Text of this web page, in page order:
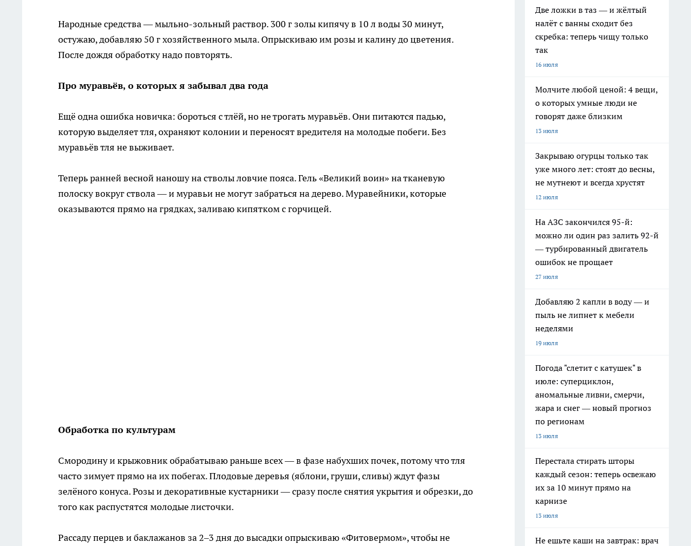
Народные средства — мыльно-зольный раствор. 300 г золы кипячу в 10 л воды 30 минут,
остужаю, добавляю 50 г хозяйственного мыла. Опрыскиваю им розы и калину до цветения.
После дождя обработку надо повторять.
Про муравьёв, о которых я забывал два года
Ещё одна ошибка новичка: бороться с тлёй, но не трогать муравьёв. Они питаются падью,
которую выделяет тля, охраняют колонии и переносят вредителя на молодые побеги. Без
муравьёв тля не выживает.
Теперь ранней весной наношу на стволы ловчие пояса. Гель «Великий воин» на тканевую
полоску вокруг ствола — и муравьи не могут забраться на дерево. Муравейники, которые
оказываются прямо на грядках, заливаю кипятком с горчицей.
Обработка по культурам
Смородину и крыжовник обрабатываю раньше всех — в фазе набухших почек, потому что тля
часто зимует прямо на их побегах. Плодовые деревья (яблони, груши, сливы) ждут фазы
зелёного конуса. Розы и декоративные кустарники — сразу после снятия укрытия и обрезки, до
того как распустятся молодые листочки.
Рассаду перцев и баклажанов за 2–3 дня до высадки опрыскиваю «Фитовермом», чтобы не
Две ложки в таз — и жёлтый
налёт с ванны сходит без
скребка: теперь чищу только
так
16 июля
Молчите любой ценой: 4 вещи,
о которых умные люди не
говорят даже близким
13 июля
Закрываю огурцы только так
уже много лет: стоят до весны,
не мутнеют и всегда хрустят
12 июля
На АЗС закончился 95-й:
можно ли один раз залить 92-й
— турбированный двигатель
ошибок не прощает
27 июля
Добавляю 2 капли в воду — и
пыль не липнет к мебели
неделями
19 июля
Погода "слетит с катушек" в
июле: суперциклон,
аномальные ливни, смерчи,
жара и снег — новый прогноз
по регионам
13 июля
Перестала стирать шторы
каждый сезон: теперь освежаю
их за 10 минут прямо на
карнизе
13 июля
Не ешьте каши на завтрак: врач